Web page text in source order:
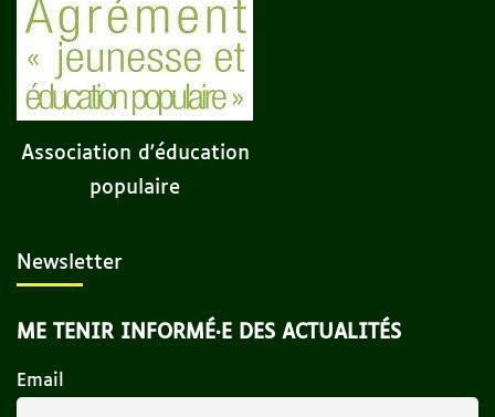
Association d'éducation
populaire
Newsletter
ME TENIR INFORMÉ·E DES ACTUALITÉS
Email